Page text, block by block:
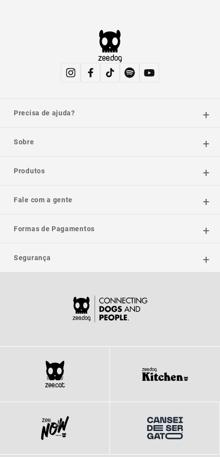
Precisa de ajuda?
Sobre
Produtos
Fale com a gente
Formas de Pagamentos
Segurança